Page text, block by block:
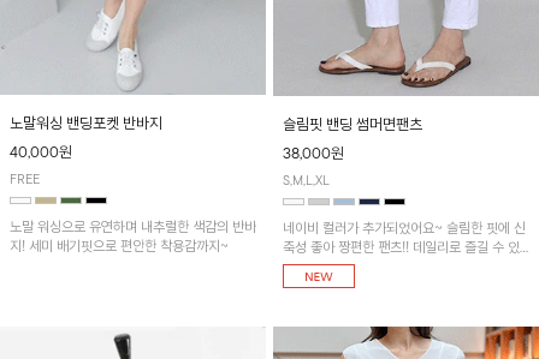
노말워싱 밴딩포켓 반바지
40,000원
FREE
노말 워싱으로 유연하며 내추럴한 색감의 반바
지! 세미 배기핏으로 편안한 착용감까지~
슬림핏 밴딩 썸머면팬츠
38,000원
S,M,L,XL
네이비 컬러가 추가되었어요~ 슬림한 핏에 신
축성 좋아 짱편한 팬츠!! 데일리로 즐길 수 있
는 기본 컬러들로 준비했어요~